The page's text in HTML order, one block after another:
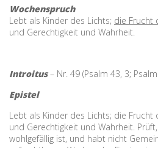
Wochenspruch
Lebt als Kinder des Lichts; die Frucht
und Gerechtigkeit und Wahrheit.
Introitus – Nr. 49 (Psalm 43, 3;
Epistel
Lebt als Kinder des Lichts; die Frucht
und Gerechtigkeit und Wahrheit.
wohlgefällig ist, und habt nicht